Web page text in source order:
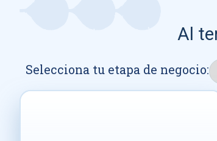
Al
Selecciona tu etapa de negocio: